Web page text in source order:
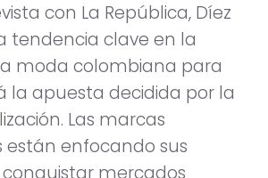
con La República, Díez
tendencia clave en la
moda colombiana para
la apuesta decidida por la
Las marcas
enfocando sus